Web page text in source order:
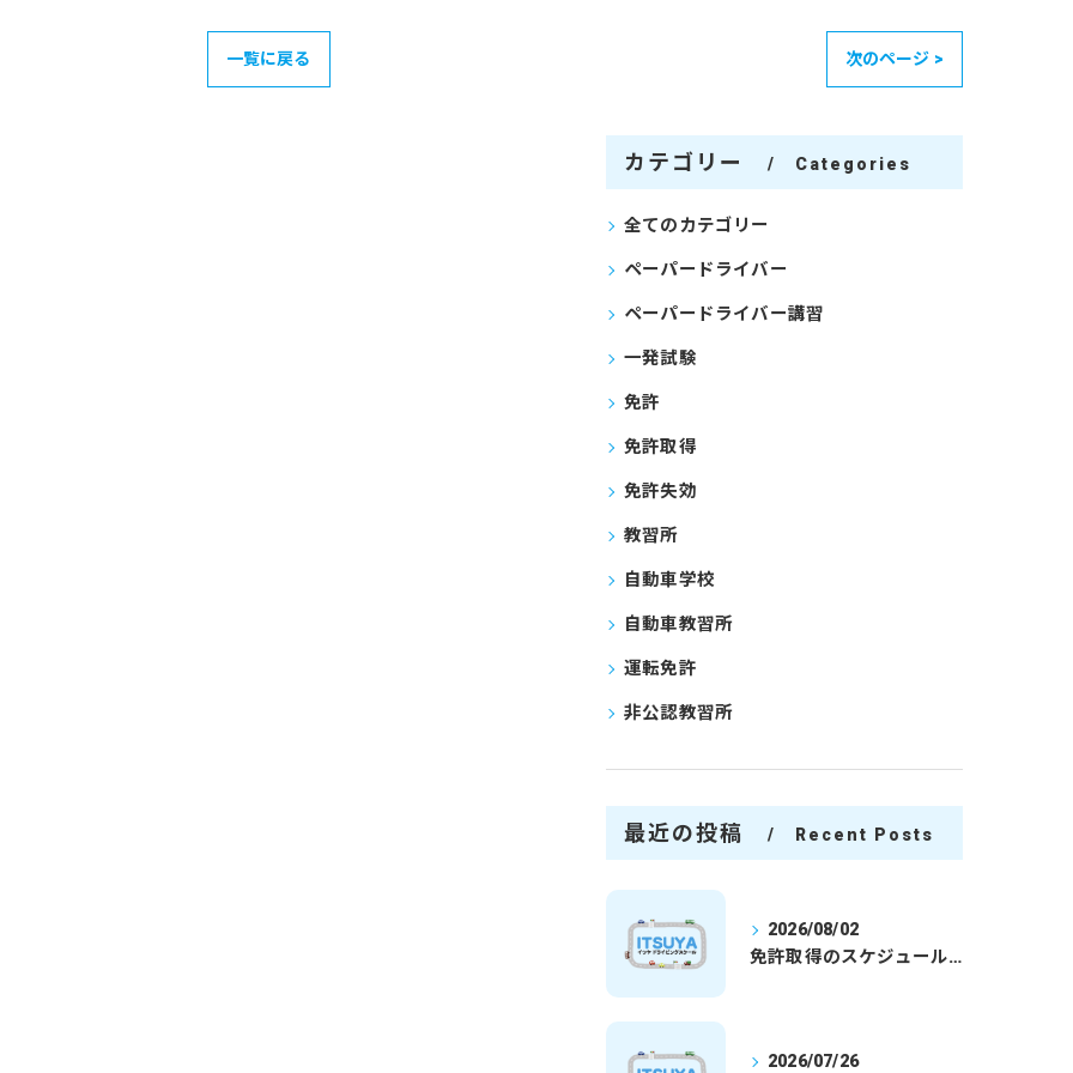
一覧に戻る 次のページ >
カテゴリー Categories
全てのカテゴリー
ペーパードライバー
ペーパードライバー講習
一発試験
免許
免許取得
免許失効
教習所
自動車学校
自動車教習所
運転免許
非公認教習所
最近の投稿 Recent Posts
2026/08/02
免許取得のスケジュールを徹底解説学生社会人の通学合宿別プランで最短取得のコツ
2026/07/26